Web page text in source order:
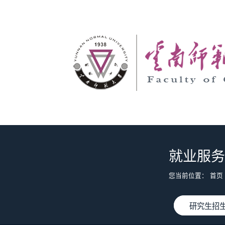
就业服务
您当前位置： 首页
研究生招